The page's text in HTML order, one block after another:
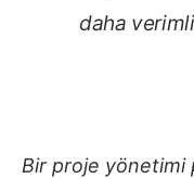
daha
Bir proje yönetimi